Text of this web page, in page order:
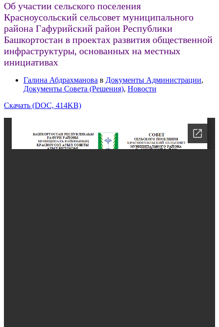
Об участии сельского поселения
Красноусольский сельсовет муниципального
района Гафурийский район Республики
Башкортостан в проектах развития общественной
инфраструктуры, основанных на местных
инициативах
Галина Абдрахманова в Документы Администрации,
Документы Совета (Решения), Новости
Скачать (DOC, 414KB)